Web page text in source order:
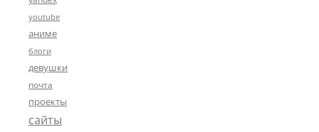
youtube
аниме
блоги
девушки
почта
проекты
сайты